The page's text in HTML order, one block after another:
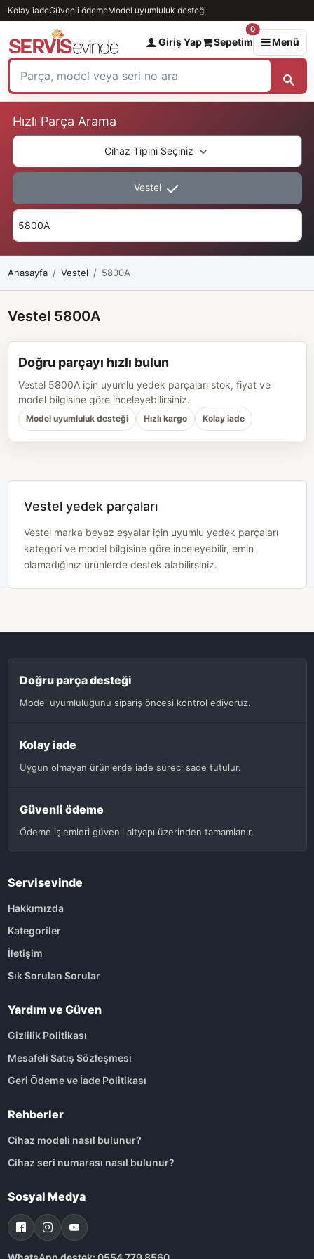
Kolay iadeGüvenli ödemeModel uyumluluk desteği
Giriş Yap Sepetim
0
Menü
Hızlı Parça Arama
Cihaz Tipini Seçiniz
Vestel
Anasayfa Vestel 5800A
Vestel 5800A
Doğru parçayı hızlı bulun
Vestel 5800A için uyumlu yedek parçaları stok, fiyat ve
model bilgisine göre inceleyebilirsiniz.
Model uyumluluk desteği Hızlı kargo Kolay iade
Vestel yedek parçaları
Vestel marka beyaz eşyalar için uyumlu yedek parçaları
kategori ve model bilgisine göre inceleyebilir, emin
olamadığınız ürünlerde destek alabilirsiniz.
Doğru parça desteği
Model uyumluluğunu sipariş öncesi kontrol ediyoruz.
Kolay iade
Uygun olmayan ürünlerde iade süreci sade tutulur.
Güvenli ödeme
Ödeme işlemleri güvenli altyapı üzerinden tamamlanır.
Servisevinde
Hakkımızda
Kategoriler
İletişim
Sık Sorulan Sorular
Yardım ve Güven
Gizlilik Politikası
Mesafeli Satış Sözleşmesi
Geri Ödeme ve İade Politikası
Rehberler
Cihaz modeli nasıl bulunur?
Cihaz seri numarası nasıl bulunur?
Sosyal Medya